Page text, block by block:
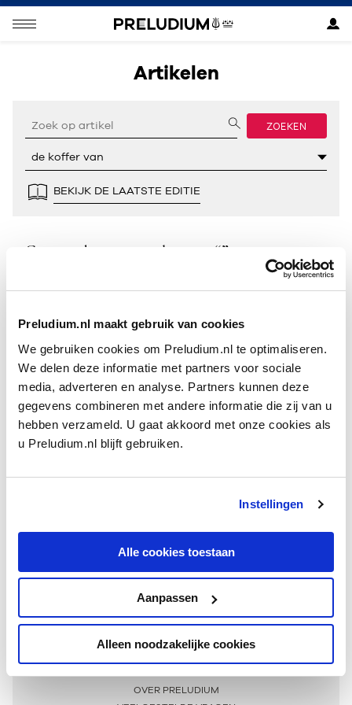
Preludium.nl maakt gebruik van cookies
We gebruiken cookies om Preludium.nl te optimaliseren.
We delen deze informatie met partners voor sociale
media, adverteren en analyse. Partners kunnen deze
gegevens combineren met andere informatie die zij van u
hebben verzameld. U gaat akkoord met onze cookies als
u Preludium.nl blijft gebruiken.
Instellingen
Alle cookies toestaan
Aanpassen
Alleen noodzakelijke cookies
Artikelen
ZOEKEN
BEKIJK DE LAATSTE EDITIE
Geen resultaten gevonden voor “”.
Meer informatie
OVER PRELUDIUM